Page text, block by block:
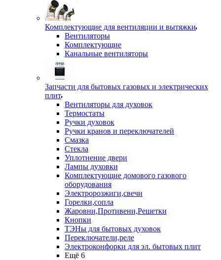
Комплектующие для вентиляции и вытяжки
Вентиляторы
Комплектующие
Канальные вентиляторы
Запчасти для бытовых газовых и электрических
плит
Вентиляторы для духовок
Термостаты
Ручки духовок
Ручки кранов и переключателей
Смазка
Стекла
Уплотнение двери
Лампы духовки
Комплектующие домового газового
оборудования
Электророзжиги,свечи
Горелки,сопла
Жаровни,Противени,Решетки
Кнопки
ТЭНы для бытовых духовок
Переключатели,реле
Электроконфорки для эл. бытовых плит
Ещё 6